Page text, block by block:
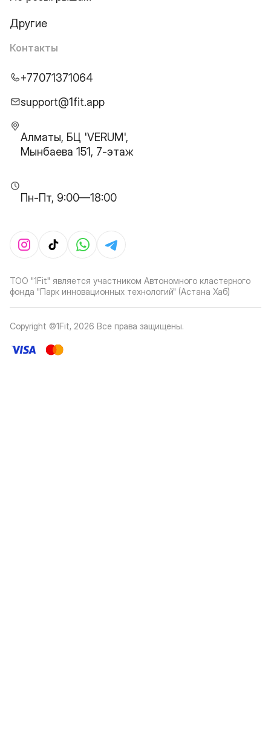
Другие
Контакты
+77071371064
support@1fit.app
Алматы, БЦ 'VERUM',
Мынбаева 151, 7-этаж
Пн-Пт, 9:00—18:00
ТОО "1Fit" является участником Автономного кластерного
фонда "Парк инновационных технологий" (Астана Хаб)
Copyright ©1Fit, 2026 Все права защищены.